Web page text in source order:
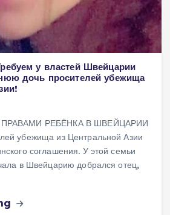
у властей Швейцарии
дочь просителей убежища
ПРАВАМИ РЕБЁНКА В ШВЕЙЦАРИИ
убежища из Центральной Азии
соглашения. У этой семьи
в Швейцарию добрался отец,